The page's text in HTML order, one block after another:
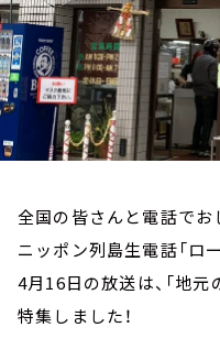
全国の皆さんと電話でお
ニッポン列島生電話「ロ
4月16日の放送は、「地
特集しました！